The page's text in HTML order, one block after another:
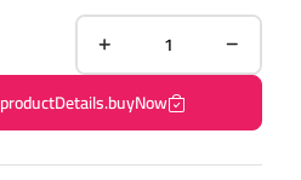
productDetails.buyNow